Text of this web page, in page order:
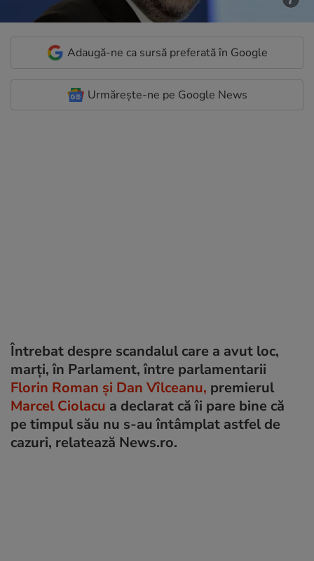
Adaugă-ne ca sursă preferată în Google
Urmărește-ne pe Google News
Întrebat despre scandalul care a avut loc,
marţi, în Parlament, între parlamentarii
Florin Roman şi Dan Vîlceanu, premierul
Marcel Ciolacu a declarat că îi pare bine că
pe timpul său nu s-au întâmplat astfel de
cazuri, relatează News.ro.